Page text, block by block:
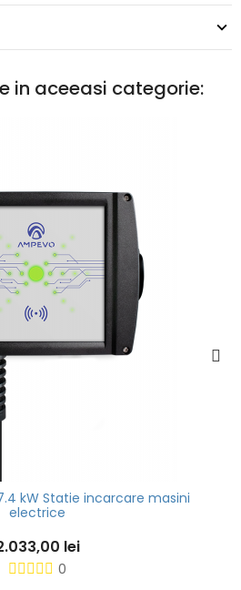
in aceeasi categorie:
kW Statie incarcare masini
electrice
lei
0